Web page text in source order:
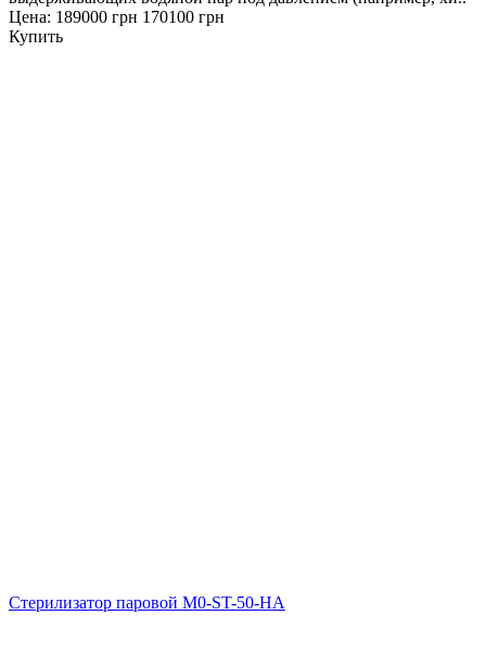
Цена: 189000 грн 170100 грн
Купить
Стерилизатор паровой M0-ST-50-НА